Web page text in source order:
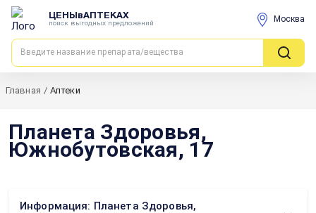
ЦЕНЫвАПТЕКАХ
поиск выгодных предложений Москва
Главная / Аптеки
Планета Здоровья,
Южнобутовская, 17
Информация: Планета Здоровья,